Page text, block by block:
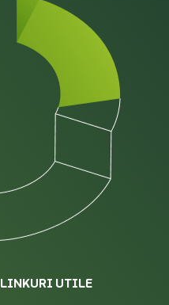
LINKURI UTILE